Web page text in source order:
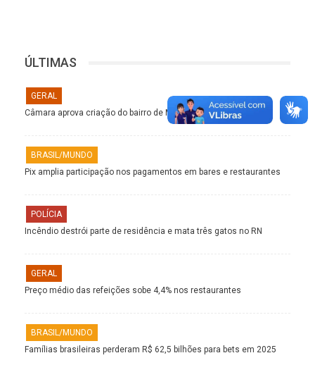
ÚLTIMAS
GERAL
Câmara aprova criação do bairro de Morro Branco
BRASIL/MUNDO
Pix amplia participação nos pagamentos em bares e restaurantes
POLÍCIA
Incêndio destrói parte de residência e mata três gatos no RN
GERAL
Preço médio das refeições sobe 4,4% nos restaurantes
BRASIL/MUNDO
Famílias brasileiras perderam R$ 62,5 bilhões para bets em 2025